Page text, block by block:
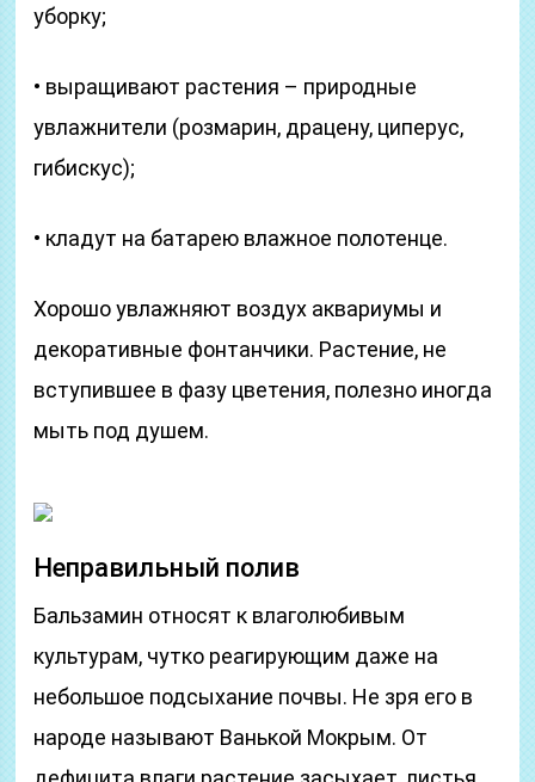
уборку;
• выращивают растения – природные
увлажнители (розмарин, драцену, циперус,
гибискус);
• кладут на батарею влажное полотенце.
Хорошо увлажняют воздух аквариумы и
декоративные фонтанчики. Растение, не
вступившее в фазу цветения, полезно иногда
мыть под душем.
Неправильный полив
Бальзамин относят к влаголюбивым
культурам, чутко реагирующим даже на
небольшое подсыхание почвы. Не зря его в
народе называют Ванькой Мокрым. От